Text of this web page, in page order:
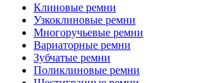
Клиновые ремни
Узкоклиновые ремни
Многоручьевые ремни
Вариаторные ремни
Зубчатые ремни
Поликлиновые ремни